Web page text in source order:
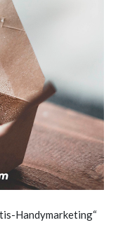
Handymarketing“